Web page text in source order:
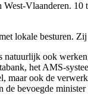
Vlaanderen.
lokale besturen.
natuurlijk ook
het AMS-
maar ook de
bevoegde